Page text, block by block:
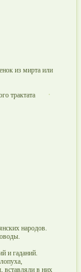
из мирта или
трактата
народов.
и гаданий.
вставляли в них